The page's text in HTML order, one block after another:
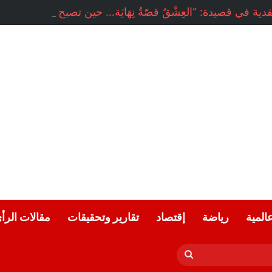
رياضة إقتصاد تقارير وتحقيقات مقالات
بحث